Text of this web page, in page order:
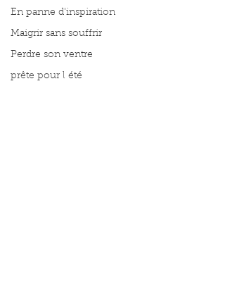
En panne d'inspiration
Maigrir sans souffrir
Perdre son ventre
prête pour l été